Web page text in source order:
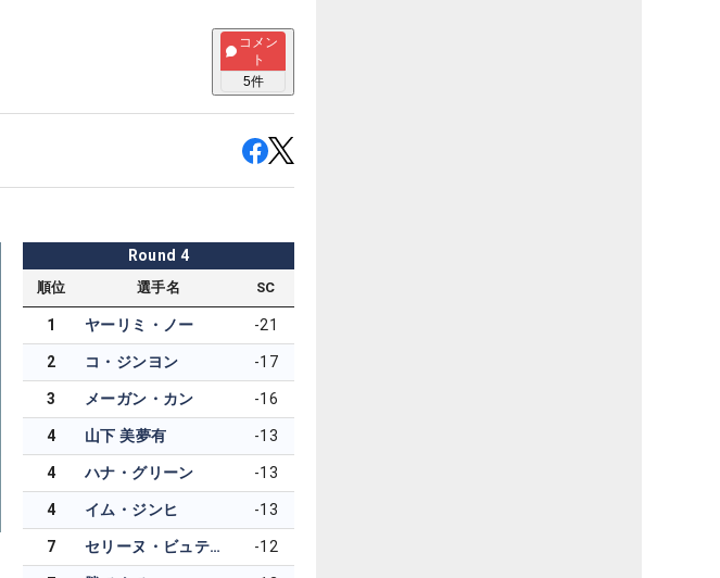
コメン
ト
5件
Round 4
順位 選手名 SC
1 ヤーリミ・ノー -21
2 コ・ジンヨン -17
3 メーガン・カン -16
4 山下 美夢有 -13
4 ハナ・グリーン -13
4 イム・ジンヒ -13
7 セリーヌ・ビュティエ -12